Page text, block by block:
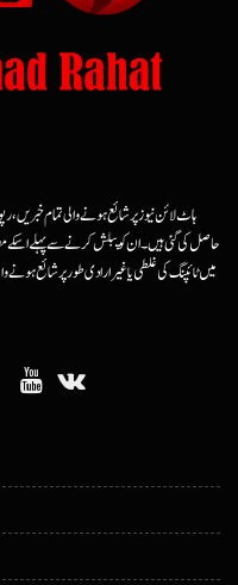
ہاٹ لائن نیوز پر شائع ہونے والی تمام خبریں،
حاصل کی گئی ہیں۔ ان کو پبلش کرنے سے پہلے اسکے
میں ٹائپنگ کی غلطی یا غیرارادی طور پر شائع